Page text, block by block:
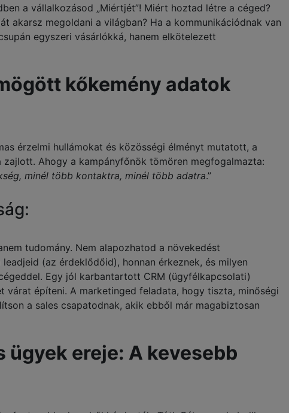
a vállalkozásod „Miértjét”! Miért hoztad létre a céged?
akarsz megoldani a világban? Ha a kommunikációdnak van
egyszeri vásárlókká, hanem elkötelezett
kőkemény adatok
érzelmi hullámokat és közösségi élményt mutatott, a
zajlott. Ahogy a kampányfőnök tömören megfogalmazta:
minél több kontaktra, minél több adatra.”
tudomány. Nem alapozhatod a növekedést
(az érdeklődőid), honnan érkeznek, és milyen
Egy jól karbantartott CRM (ügyfélkapcsolati)
várat építeni. A marketinged feladata, hogy tiszta, minőségi
a sales csapatodnak, akik ebből már magabiztosan
ügyek ereje: A kevesebb